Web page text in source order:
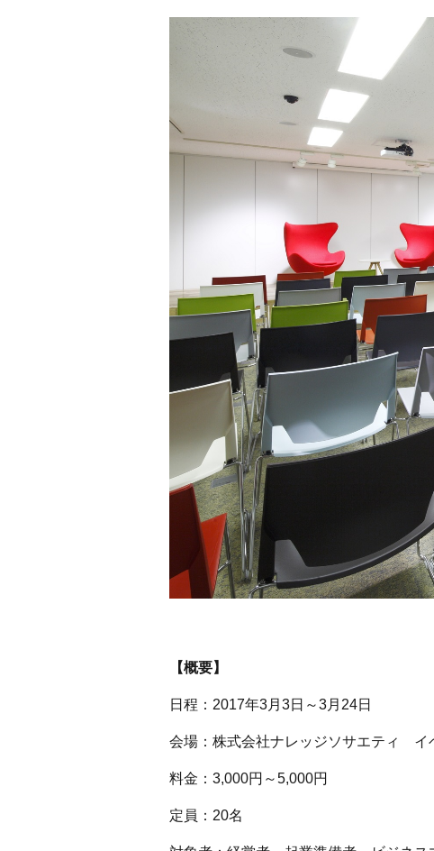
【概要】
日程：2017年3月3日～3月24日
会場：株式会社ナレッジソサエティ
料金：3,000円～5,000円
定員：20名